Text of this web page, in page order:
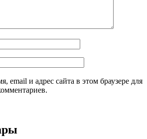
email и адрес сайта в этом браузере для